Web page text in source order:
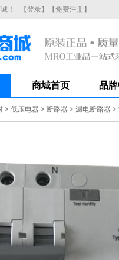
城！ 【登录】 【免费注册】
商城首页 品
> 低压电器 > 断路器 > 漏电断路器 >